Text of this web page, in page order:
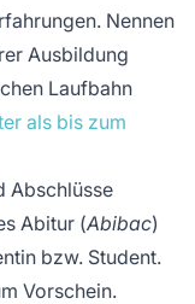
Nennen
Ausbildung
Laufbahn
als bis zum
Abschlüsse
Abitur (Abibac)
bzw. Student.
Vorschein.